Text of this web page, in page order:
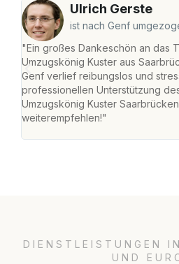
Ulrich Gerste
ist nach Genf
"Ein großes Dankeschön an das
Umzugskönig Kuster aus
Genf verlief reibungslos und
professionellen Unterstützung
Umzugskönig Kuster
weiterempfehlen!"
DIENSTLEISTUNGEN
UND